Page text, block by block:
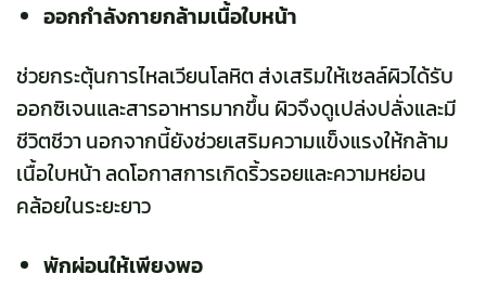
ออกกำลังกายกล้ามเนื้อใบหน้า
ช่วยกระตุ้นการไหลเวียนโลหิต ส่งเสริมให้เซลล์ผิวได้รับ
ออกซิเจนและสารอาหารมากขึ้น ผิวจึงดูเปล่งปลั่งและมี
ชีวิตชีวา นอกจากนี้ยังช่วยเสริมความแข็งแรงให้กล้าม
เนื้อใบหน้า ลดโอกาสการเกิดริ้วรอยและความหย่อน
คล้อยในระยะยาว
พักผ่อนให้เพียงพอ